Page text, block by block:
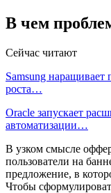
В чем
Сейчас читают
Samsung наращивает
роста…
Oracle запускает
автоматизации…
В узком смысле
пользователи на
предложение, в
Чтобы